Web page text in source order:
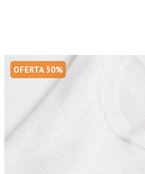
OFERTA 50%